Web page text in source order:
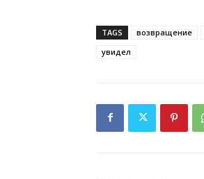
TAGS возвращение
увидел